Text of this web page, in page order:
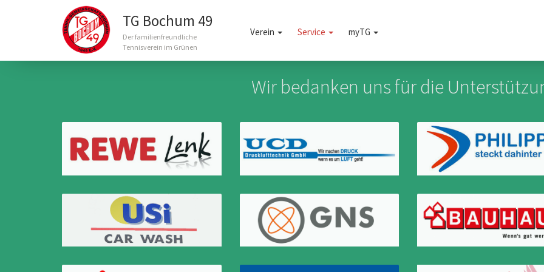
Direkt
TG Bochum 49
Der familienfreundliche
Tennisverein im Grünen
Main
navigation
Verein Service myTG
Wir bedanken uns für die